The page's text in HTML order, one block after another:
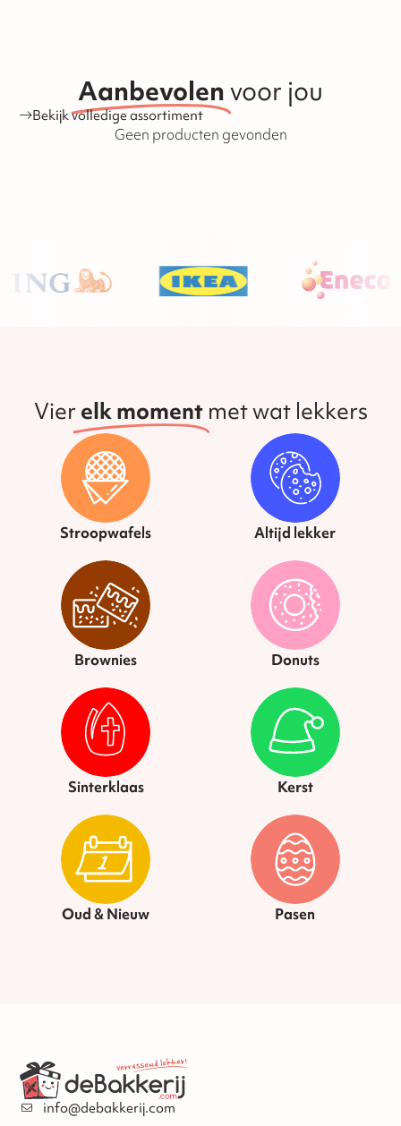
houdbaarheid van de producten is ook te vinden op onze
website.Aanbevolenvoor jou
Bekijk volledige assortiment
Geen producten gevonden
Vier elk moment met wat lekkers
Stroopwafels Altijd lekker
Brownies Donuts
Sinterklaas Kerst
Oud & Nieuw Pasen
info@debakkerij.com